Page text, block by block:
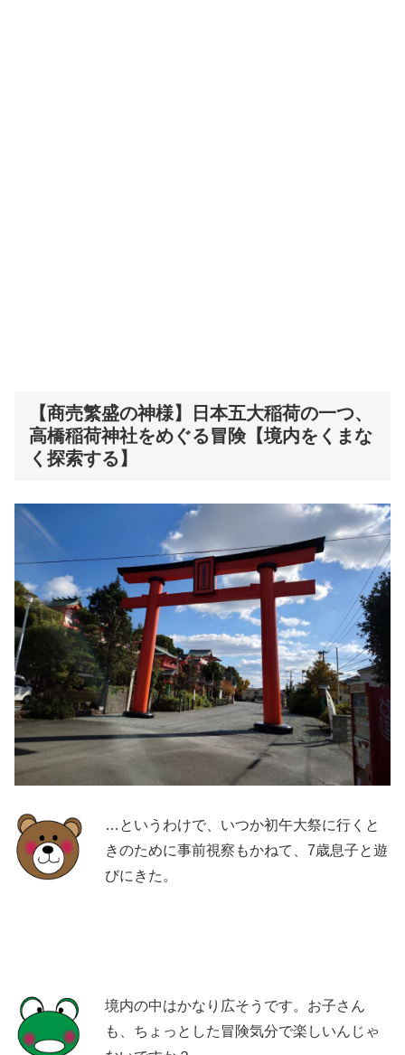
【商売繁盛の神様】日本五大稲荷の一つ、
高橋稲荷神社をめぐる冒険【境内をくまな
く探索する】
…というわけで、いつか初午大祭に行くと
きのために事前視察もかねて、7歳息子と遊
びにきた。
境内の中はかなり広そうです。お子さん
も、ちょっとした冒険気分で楽しいんじゃ